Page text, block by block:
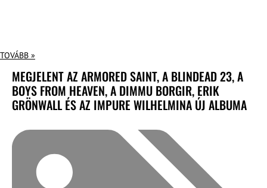
TOVÁBB »
MEGJELENT AZ ARMORED SAINT, A BLINDEAD 23, A
BOYS FROM HEAVEN, A DIMMU BORGIR, ERIK
GRÖNWALL ÉS AZ IMPURE WILHELMINA ÚJ ALBUMA